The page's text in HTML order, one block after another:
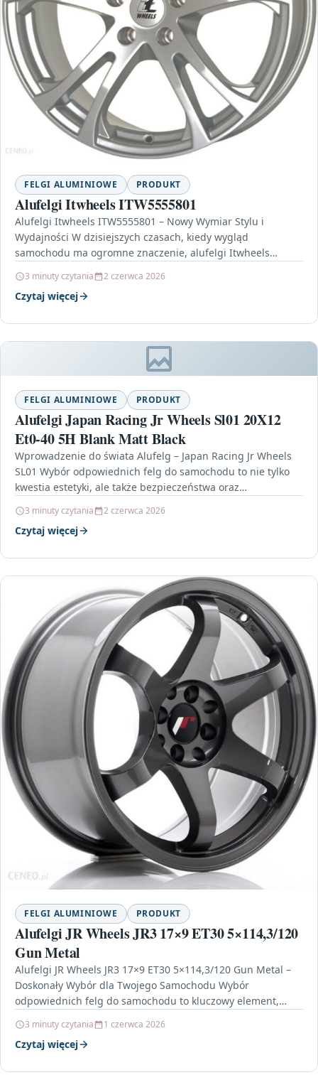
FELGI ALUMINIOWE PRODUKT
Alufelgi Itwheels ITW5555801
Alufelgi Itwheels ITW5555801 – Nowy Wymiar Stylu i
Wydajności W dzisiejszych czasach, kiedy wygląd
samochodu ma ogromne znaczenie, alufelgi Itwheels
3 minuty czytania 2 czerwca 2026
Czytaj więcej
FELGI ALUMINIOWE PRODUKT
Alufelgi Japan Racing Jr Wheels Sl01 20X12
Et0-40 5H Blank Matt Black
Wprowadzenie do świata Alufelg – Japan Racing Jr Wheels
SL01 Wybór odpowiednich felg do samochodu to nie tylko
kwestia estetyki, ale także bezpieczeństwa oraz…
3 minuty czytania 2 czerwca 2026
Czytaj więcej
FELGI ALUMINIOWE PRODUKT
Alufelgi JR Wheels JR3 17×9 ET30 5×114,3/120
Gun Metal
Alufelgi JR Wheels JR3 17×9 ET30 5×114,3/120 Gun Metal –
Doskonały Wybór dla Twojego Samochodu Wybór
odpowiednich felg do samochodu to kluczowy element,
3 minuty czytania 1 czerwca 2026
Czytaj więcej